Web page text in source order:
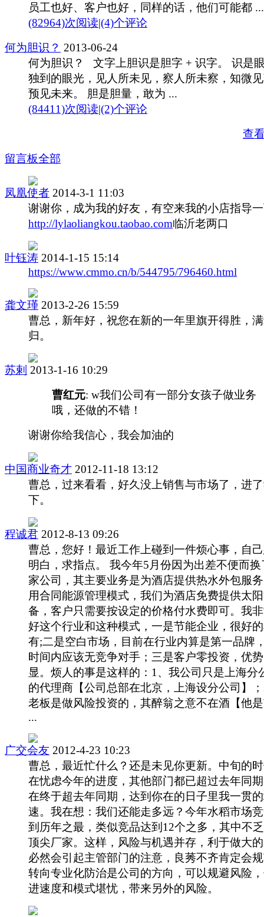
员工也好、客户也好，同样的话，他们可能都 ...
(82964)次阅读|(4)个评论
何为胆识？ 2013-06-24
何为胆识？ 文字上胆识是胆字 + 识字。 识是
独到的眼光，见人所未见，察人所未察，知微
预见未来。 胆是胆量，敢为 ...
(84411)次阅读|(2)个评论
查
留言板全部
凤凰使者 2014-3-1 11:03
谢谢你，成为我的好友，有空来我的小店指导
http://lylaoliangkou.taobao.com临沂老两口
叶钰涛 2014-1-15 15:14
https://www.cmmo.cn/b/544795/796460.html
龚文瑾 2013-2-26 15:59
曹总，新年好，祝您在新的一年里旗开得胜，
归。
苏剌 2013-1-16 10:29
曹红元: w我们公司有一部分女孩子做业务
哦，还做的不错！
谢谢你给我信心，我会加油的
中国商业奇才 2012-11-18 13:12
曹总，过来看看，好久没上销售与市场了，进
下。
程诚君 2012-8-13 09:26
曹总，您好！最近工作上碰到一件烦心事，自
明白，求指点。 我今年5月份因为出差不便而换
家公司，其主要业务是为酒店提供热水外包服
用合同能源管理模式，我们为酒店免费提供太
备，客户只需要按设定的价格付水费即可。我
好这个行业和这种模式，一是节能企业，很好
有;二是空白市场，目前在行业内算是第一品牌
时间内应该无竞争对手；三是客户零投资，优
显。烦人的事是这样的：1、我公司只是上海分
的代理商【公司总部在北京，上海设分公司】
老板是做风险投资的，其醉翁之意不在酒【他
...
广交会友 2012-4-23 10:23
曹总，最近忙什么？还是未见你更新。中旬的
在忧虑今年的进度，其他部门都已超过去年同
在终于超去年同期，达到你在的日子里我一贯
速。我在想：我们还能走多远？今年水稻市场
到历年之最，类似竞品达到12个之多，其中不
顶尖厂家。这样，风险与机遇并存，利于做大
必然会引起主管部门的注意，良莠不齐肯定会
转向专业化防治是公司的方向，可以规避风险
进速度和模式堪忧，带来另外的风险。